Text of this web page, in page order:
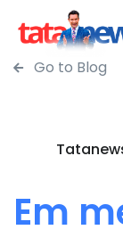
Go to Blog
Em